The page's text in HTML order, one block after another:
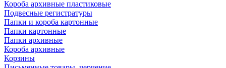
Короба архивные пластиковые
Подвесные регистратуры
Папки и короба картонные
Папки картонные
Папки архивные
Короба архивные
Корзины